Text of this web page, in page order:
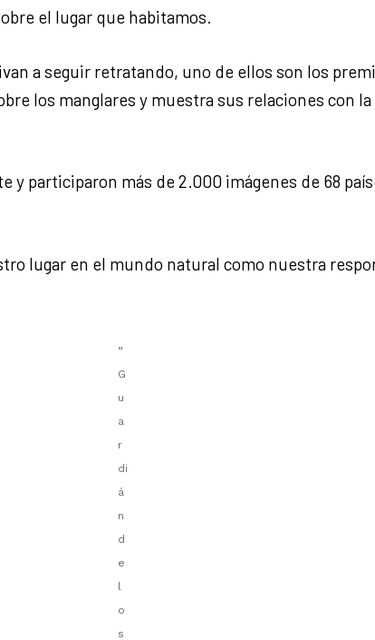
el lugar que habitamos.
a seguir retratando, uno de ellos son los
los manglares y muestra sus relaciones con
y participaron más de 2.000 imágenes de 68
lugar en el mundo natural como nuestra
“
G
u
a
r
di
á
n
d
e
l
o
s